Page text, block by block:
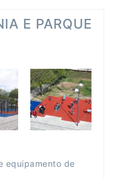
E PARQUE
equipamento de